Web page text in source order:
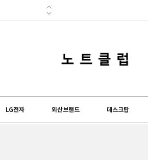
LG전자 외산브랜드 데스크탑